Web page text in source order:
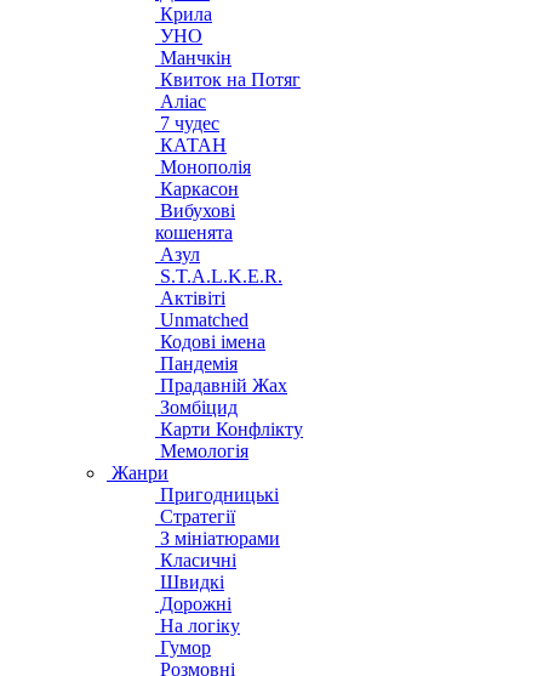
Крила
УНО
Манчкін
Квиток на Потяг
Аліас
7 чудес
КАТАН
Монополія
Каркасон
Вибухові
кошенята
Азул
S.T.A.L.K.E.R.
Актівіті
Unmatched
Кодові імена
Пандемія
Прадавній Жах
Зомбіцид
Карти Конфлікту
Мемологія
Жанри
Пригодницькі
Стратегії
З мініатюрами
Класичні
Швидкі
Дорожні
На логіку
Гумор
Розмовні